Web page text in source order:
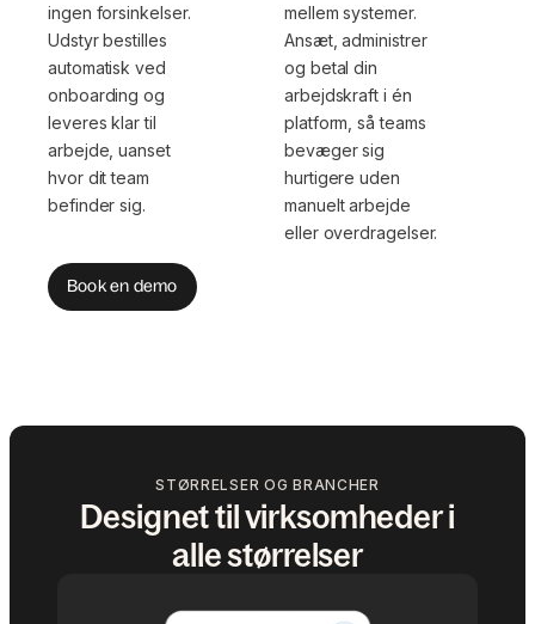
ingen forsinkelser.
Udstyr bestilles
automatisk ved
onboarding og
leveres klar til
arbejde, uanset
hvor dit team
befinder sig.
mellem systemer.
Ansæt, administrer
og betal din
arbejdskraft i én
platform, så teams
bevæger sig
hurtigere uden
manuelt arbejde
eller overdragelser.
Book en demo
STØRRELSER OG BRANCHER
Designet til virksomheder i
alle størrelser